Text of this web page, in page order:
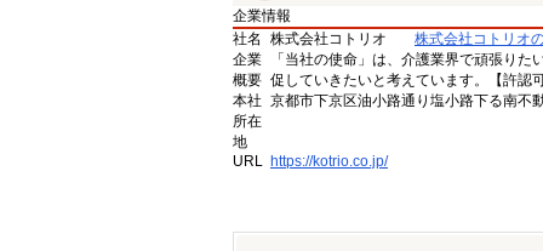
企業情報
社名
株式会社コトリオ
株式会社コトリオ
企業
概要
「当社の使命」は、介護業界で頑張り
促していきたいと考えています。【許
本社
所在
地
京都市下京区油小路通り塩小路下る南
URL https://kotrio.co.jp/